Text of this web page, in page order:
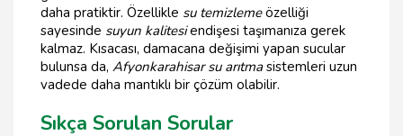
daha pratiktir. Özellikle su temizlemeözelliği
sayesinde suyun kalitesiendişesi taşımanıza gerek
kalmaz. Kısacası, damacana değişimi yapan sucular
bulunsa da, Afyonkarahisar su arıtmasistemleri uzun
vadede daha mantıklı bir çözüm olabilir.
Sıkça Sorulan Sorular